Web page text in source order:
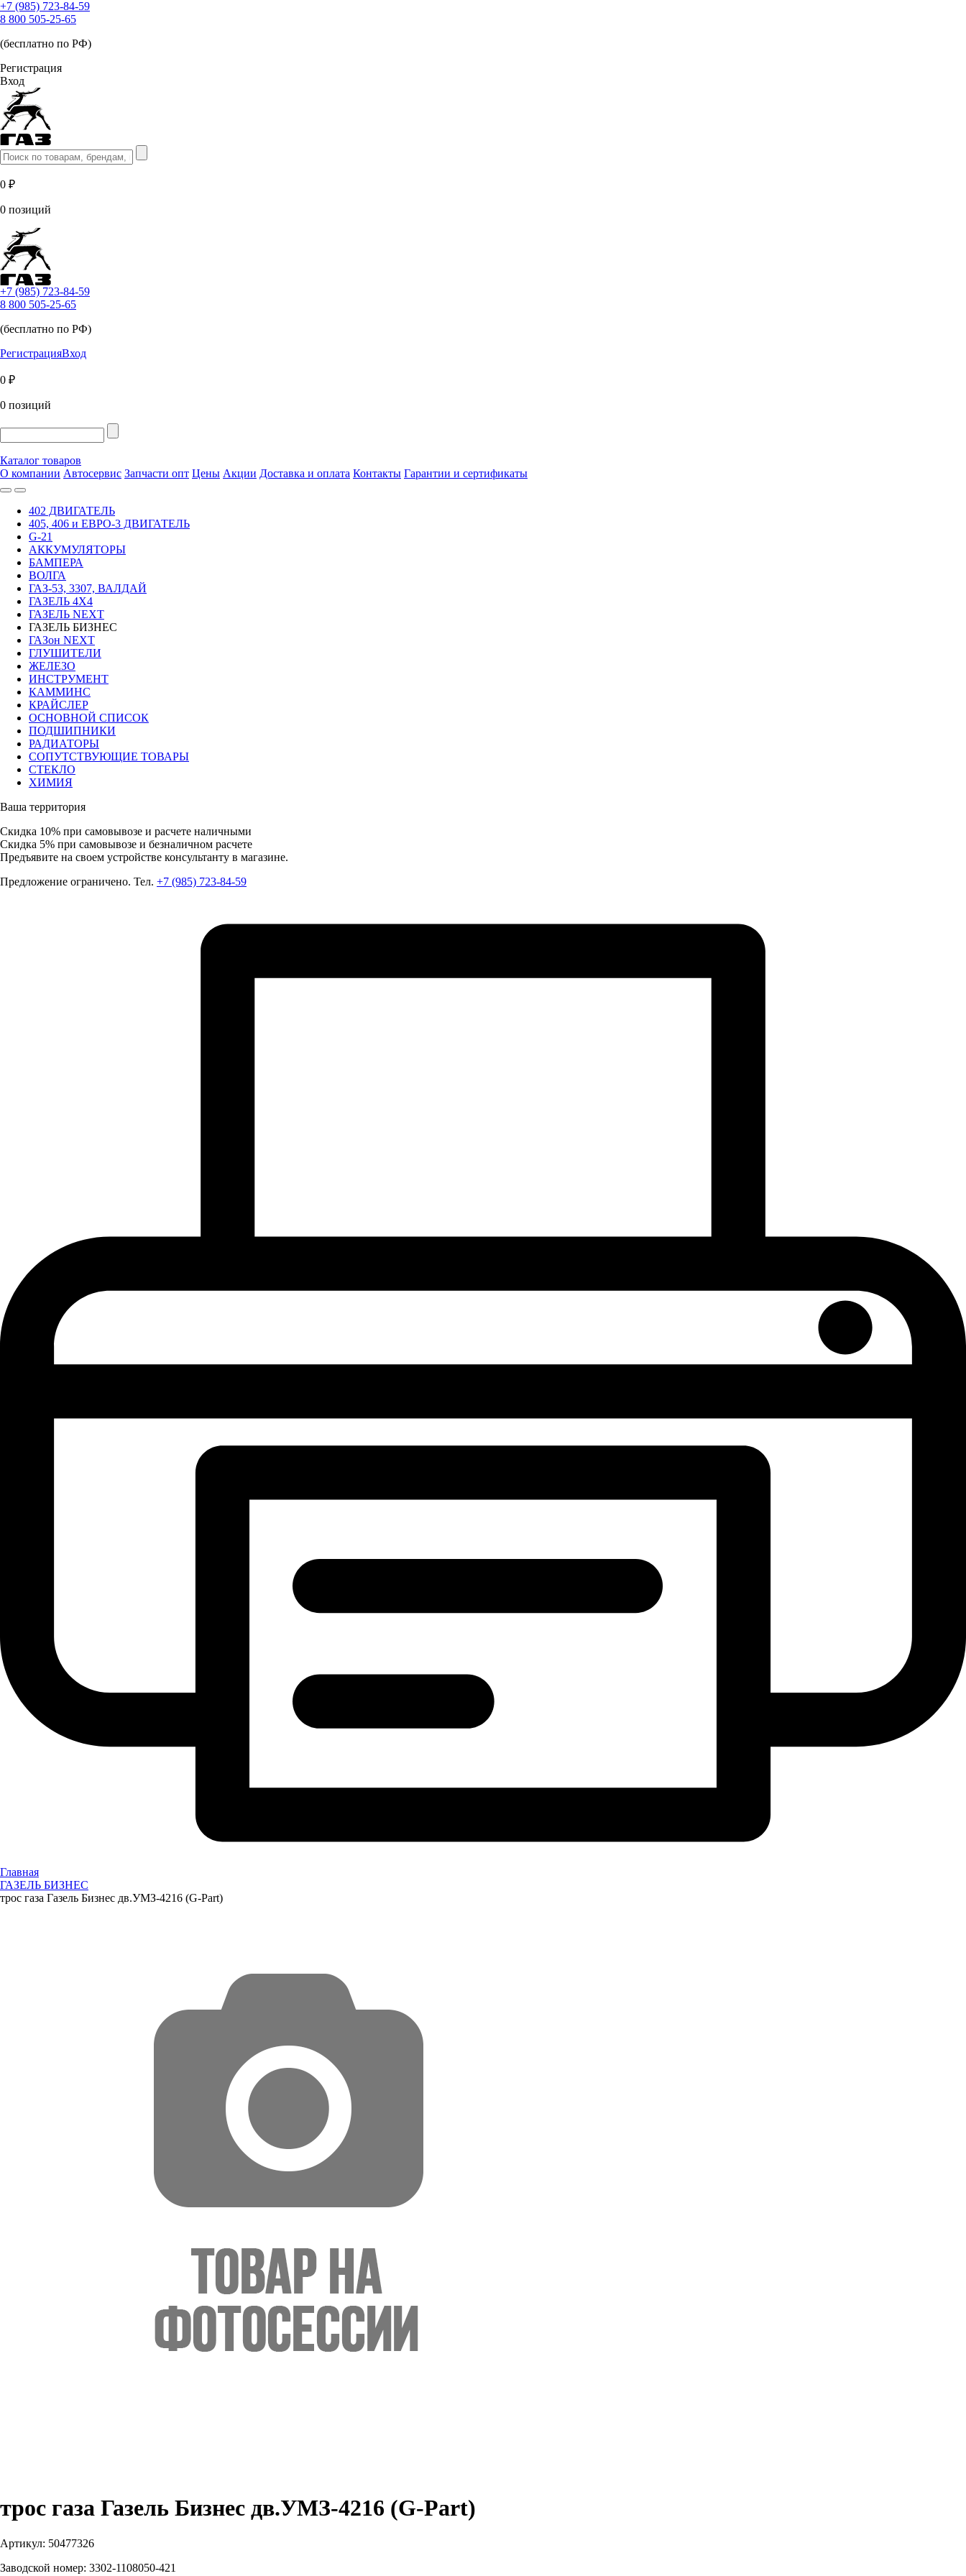
+7 (985) 723-84-59
8 800 505-25-65
(бесплатно по РФ)
Регистрация
Вход
0 ₽
0 позиций
+7 (985) 723-84-59
8 800 505-25-65
(бесплатно по РФ)
РегистрацияВход
0 ₽
0 позиций
Каталог товаров
О компании Автосервис Запчасти опт Цены Акции Доставка и оплата Контакты Гарантии и сертификаты
402 ДВИГАТЕЛЬ
405, 406 и ЕВРО-3 ДВИГАТЕЛЬ
G-21
АККУМУЛЯТОРЫ
БАМПЕРА
ВОЛГА
ГАЗ-53, 3307, ВАЛДАЙ
ГАЗЕЛЬ 4Х4
ГАЗЕЛЬ NEXT
ГАЗЕЛЬ БИЗНЕС
ГАЗон NEXT
ГЛУШИТЕЛИ
ЖЕЛЕЗО
ИНСТРУМЕНТ
КАММИНС
КРАЙСЛЕР
ОСНОВНОЙ СПИСОК
ПОДШИПНИКИ
РАДИАТОРЫ
СОПУТСТВУЮЩИЕ ТОВАРЫ
СТЕКЛО
ХИМИЯ
Ваша территория
Скидка 10% при самовывозе и расчете наличными
Скидка 5% при самовывозе и безналичном расчете
Предъявите на своем устройстве консультанту в магазине.
Предложение ограничено. Тел. +7 (985) 723-84-59
Главная
ГАЗЕЛЬ БИЗНЕС
трос газа Газель Бизнес дв.УМЗ-4216 (G-Part)
трос газа Газель Бизнес дв.УМЗ-4216 (G-Part)
Артикул: 50477326
Заводской номер: 3302-1108050-421